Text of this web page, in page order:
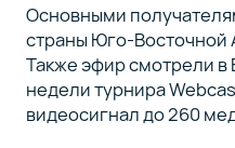
Основными
страны Юго-
Также эфир смотрели в
недели турнира
видеосигнал до 260